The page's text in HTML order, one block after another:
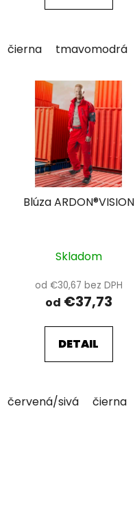
čierna tmavomodrá
Blúza ARDON®VISION
Skladom
od €30,67 bez DPH
od €37,73
DETAIL
červená/sivá čierna